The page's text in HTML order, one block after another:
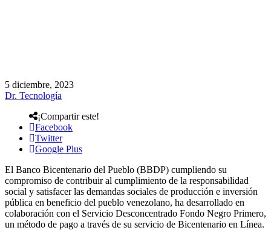
5 diciembre, 2023
Dr. Tecnología
¡Compartir este!
Facebook
Twitter
Google Plus
El Banco Bicentenario del Pueblo (BBDP) cumpliendo su
compromiso de contribuir al cumplimiento de la responsabilidad
social y satisfacer las demandas sociales de producción e inversión
pública en beneficio del pueblo venezolano, ha desarrollado en
colaboración con el Servicio Desconcentrado Fondo Negro Primero,
un método de pago a través de su servicio de Bicentenario en Línea.